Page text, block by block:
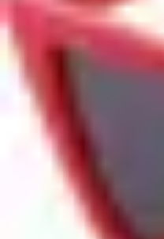
Best Fun Activities
Activités en Plein AirFamille
Best Fun Activities